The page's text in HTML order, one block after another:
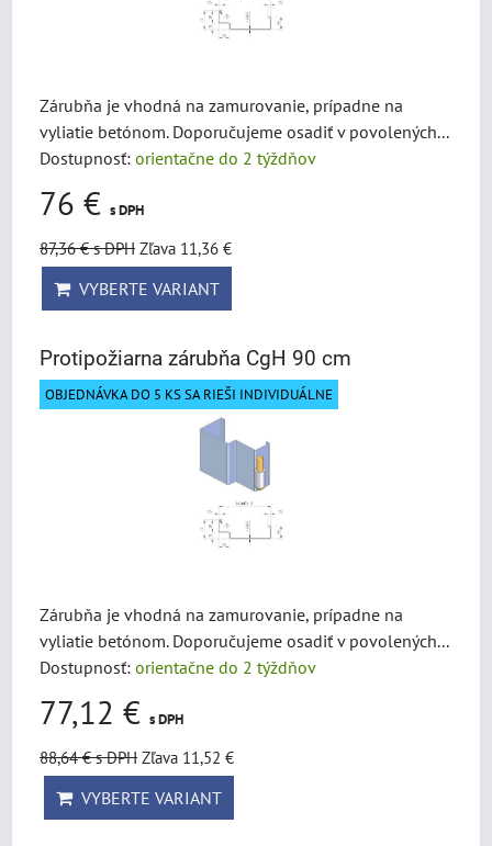
Zárubňa je vhodná na zamurovanie, prípadne na
vyliatie betónom. Doporučujeme osadiť v povolených...
Dostupnosť: orientačne do 2 týždňov
76 € s DPH
87,36 €s DPH Zľava 11,36 €
VYBERTE VARIANT
Protipožiarna zárubňa CgH 90 cm
OBJEDNÁVKA DO 5 KS SA RIEŠI INDIVIDUÁLNE
Zárubňa je vhodná na zamurovanie, prípadne na
vyliatie betónom. Doporučujeme osadiť v povolených...
Dostupnosť: orientačne do 2 týždňov
77,12 € s DPH
88,64 €s DPH Zľava 11,52 €
VYBERTE VARIANT